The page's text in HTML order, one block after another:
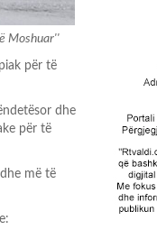
Moshuar''
për të
dhe
për të
më të